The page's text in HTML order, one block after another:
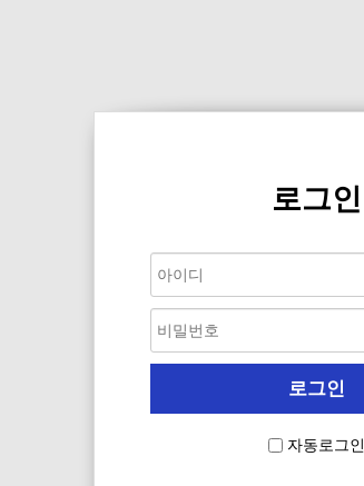
로그인
자동로그인